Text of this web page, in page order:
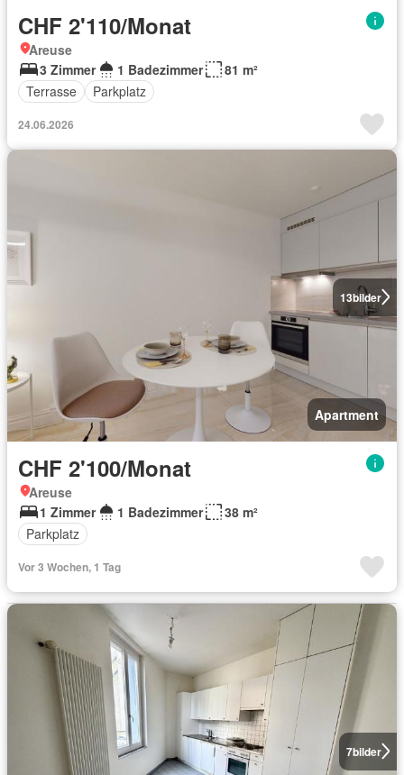
CHF 2'110/Monat
Areuse
3 Zimmer
1 Badezimmer
81 m²
Terrasse
Parkplatz
24.06.2026
13bilder
Apartment
CHF 2'100/Monat
Areuse
1 Zimmer
1 Badezimmer
38 m²
Parkplatz
Vor 3 Wochen, 1 Tag
7bilder